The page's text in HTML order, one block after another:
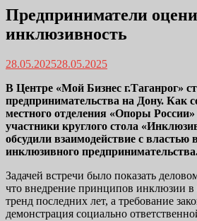
Предприниматели
инклюзивность
28.05.202528.05.2025
В Центре «Мой Бизнес г.Таганрог»
предпринимательства на Дону. Как
местного отделения «Опоры
участники круглого стола
обсудили взаимодействие с властью
инклюзивного
Задачей встречи было показать
что внедрение принципов инклюзии в
тренд последних лет, а требование
демонстрация социально